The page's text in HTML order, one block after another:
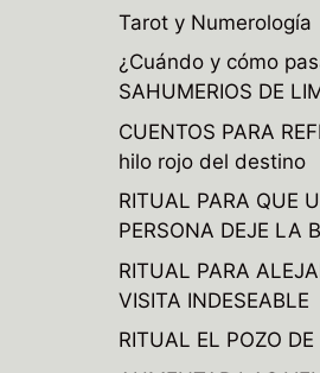
Tarot y Numerología
¿Cuándo y cómo
SAHUMERIOS DE
CUENTOS PARA
hilo rojo del destino
RITUAL PARA QUE
PERSONA DEJE LA
RITUAL PARA
VISITA INDESEABLE
RITUAL EL POZO DE